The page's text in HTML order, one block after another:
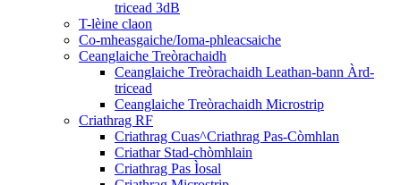
tricead 3dB
T-lèine claon
Co-mheasgaiche/Ioma-phleacsaiche
Ceanglaiche Treòrachaidh
Ceanglaiche Treòrachaidh Leathan-bann Àrd-
tricead
Ceanglaiche Treòrachaidh Microstrip
Criathrag RF
Criathrag Cuas^Criathrag Pas-Còmhlan
Criathar Stad-chòmhlain
Criathrag Pas Ìosal